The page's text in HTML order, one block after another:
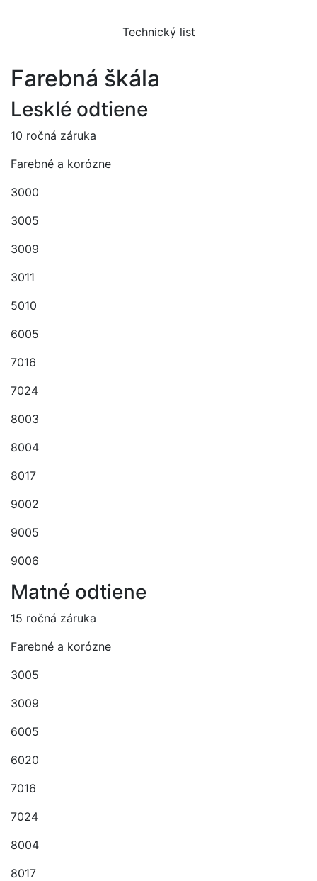
Technický list
Farebná škála
Lesklé odtiene
10 ročná záruka
Farebné a korózne
3000
3005
3009
3011
5010
6005
7016
7024
8003
8004
8017
9002
9005
9006
Matné odtiene
15 ročná záruka
Farebné a korózne
3005
3009
6005
6020
7016
7024
8004
8017